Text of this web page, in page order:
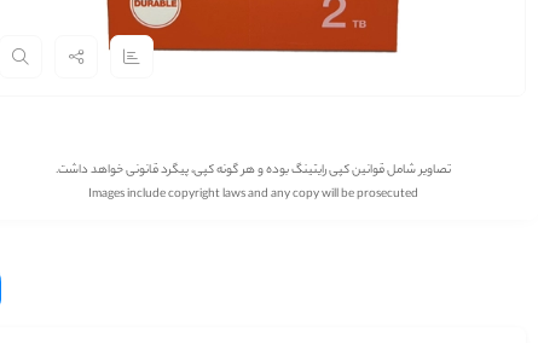
تصاویر شامل قوانین کپی رایتینگ بوده و هر گونه کپی، پیگرد قانونی خواهد داشت.
Images include copyright laws and any copy will be prosecuted